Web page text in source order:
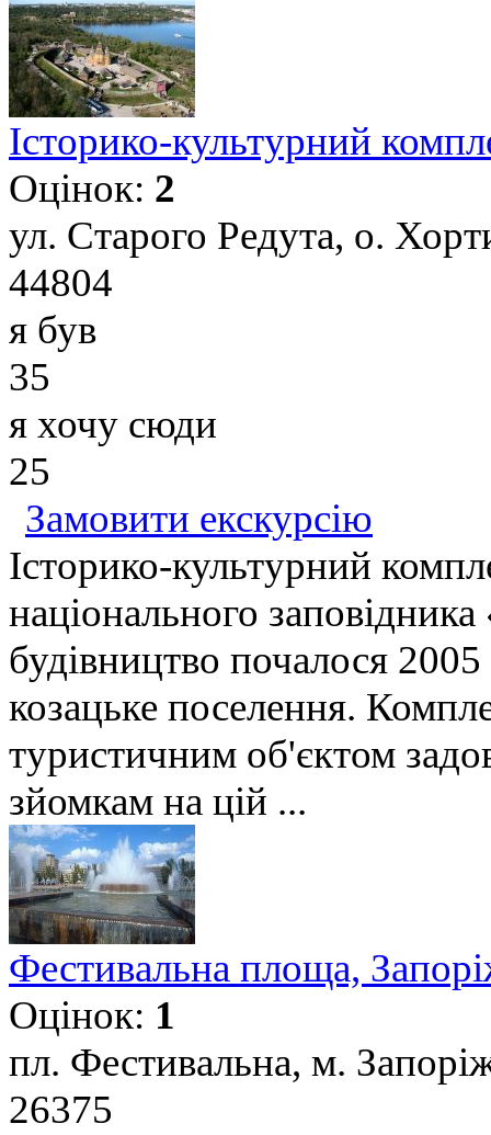
Історико-культурний
Оцінок: 2
ул. Старого Редута, о.
44804
я був
35
я хочу сюди
25
Замовити екскурсію
Історико-культурний
національного
будівництво почалося
козацьке поселення.
туристичним об'єктом
зйомкам на цій ...
Фестивальна площа,
Оцінок: 1
пл. Фестивальна, м.
26375